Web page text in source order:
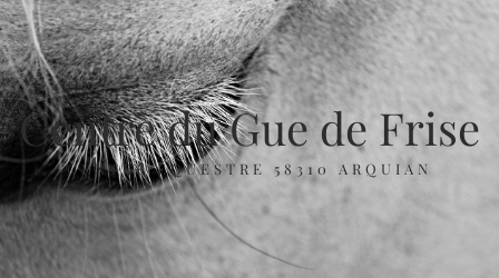
Centre du Gue de Frise
CENTRE ÉQUESTRE 58310 ARQUIAN